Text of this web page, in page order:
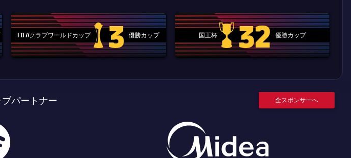
FIFAクラブワールドカップ
label.aria.clubworldcup
3 優勝カップ 国王杯
国王杯
32 優勝カップ
パートナー 全スポンサーへ